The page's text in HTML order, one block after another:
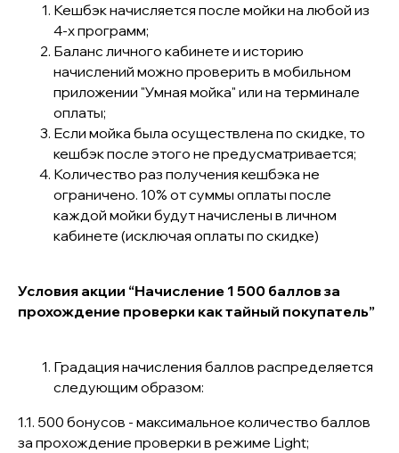
Кешбэк начисляется после мойки на любой из
4-х программ;
Баланс личного кабинете и историю
начислений можно проверить в мобильном
приложении "Умная мойка" или на терминале
оплаты;
Если мойка была осуществлена по скидке, то
кешбэк после этого не предусматривается;
Количество раз получения кешбэка не
ограничено. 10% от суммы оплаты после
каждой мойки будут начислены в личном
кабинете (исключая оплаты по скидке)
Условия акции “Начисление 1 500 баллов за
прохождение проверки как тайный покупатель”
Градация начисления баллов распределяется
следующим образом:
1.1. 500 бонусов - максимальное количество баллов
за прохождение проверки в режиме Light;